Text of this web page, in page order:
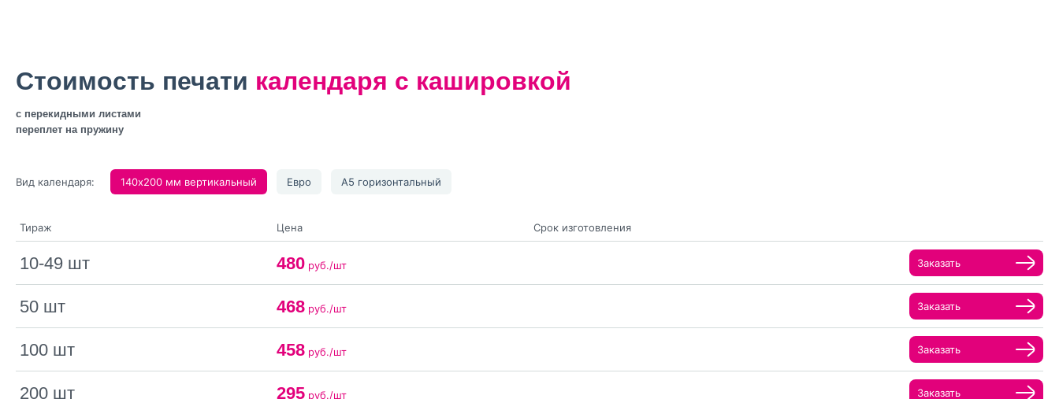
Стоимость печати календаря с кашировкой
с перекидными листами
переплет на пружину
Вид календаря: 140х200 мм вертикальный Евро А5 горизонтальный
Тираж Цена Срок изготовления
10-49 шт 480 руб./шт Заказать
50 шт 468 руб./шт Заказать
100 шт 458 руб./шт Заказать
200 шт 295 руб./шт Заказать